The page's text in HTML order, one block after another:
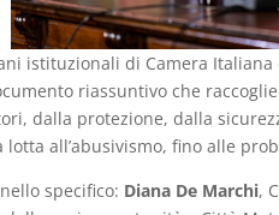
istituzionali di Camera Italiana
riassuntivo che
dalla protezione, dalla
all’abusivismo, fino alle
specifico: Diana De Marchi,